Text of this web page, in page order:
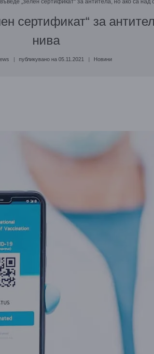
„зелен сертификат“ за антитела, но ако са
сертификат“ за
нива
публикувано на 05.11.2021 Новини